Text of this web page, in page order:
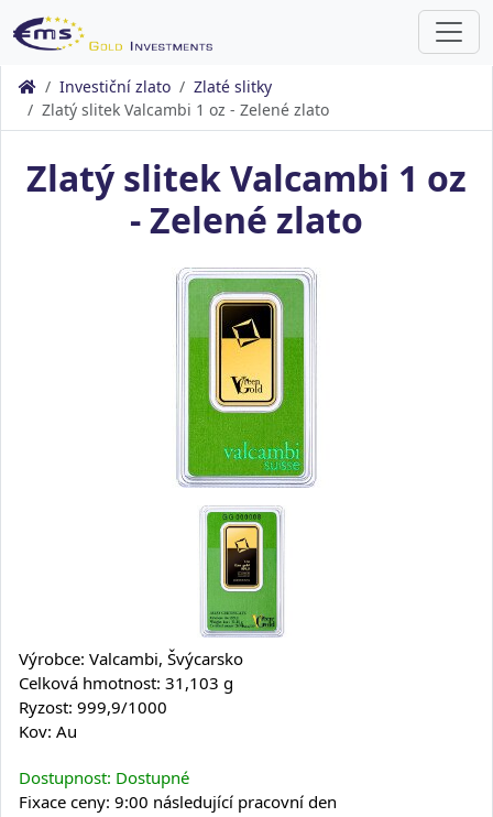
Investiční zlato
Zlaté slitky
Zlatý slitek Valcambi 1 oz - Zelené zlato
Zlatý slitek Valcambi 1 oz
- Zelené zlato
Výrobce: Valcambi, Švýcarsko
Celková hmotnost: 31,103 g
Ryzost: 999,9/1000
Kov: Au
Dostupnost: Dostupné
Fixace ceny: 9:00 následující pracovní den